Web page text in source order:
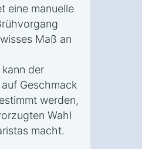
eine manuelle
Maß an
der
Geschmack
werden,
Wahl
macht.